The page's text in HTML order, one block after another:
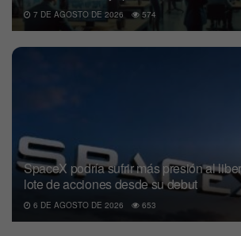
7 DE AGOSTO DE 2026 574
SpaceX podría sufrir más presión al
lote de acciones desde su debut
6 DE AGOSTO DE 2026 653